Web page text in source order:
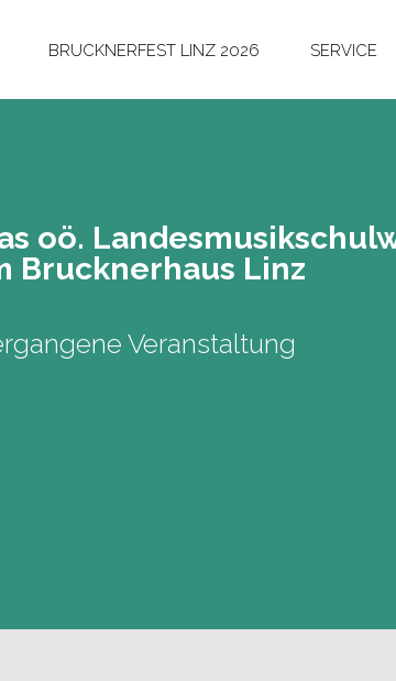
BRUCKNERFEST LINZ 2026 SERVICE
oö.
Bruck­ner­haus Linz
Veranstaltung